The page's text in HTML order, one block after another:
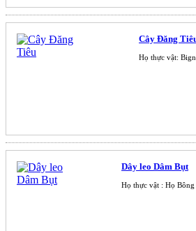
Cây Đăng
Họ thực vật:
Dây leo Dâm Bụt
Họ thực vật : Họ Bông